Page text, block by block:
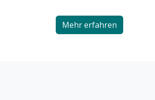
Mehr erfahren